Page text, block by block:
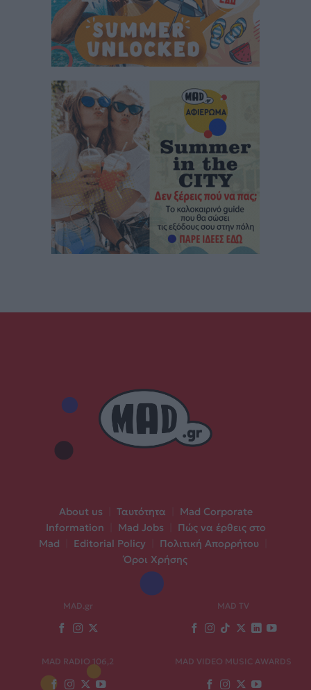
About us Ταυτότητα
Mad Corporate
Information
Mad Jobs
Πώς να έρθεις στο
Mad
Editorial Policy Πολιτική Απορρήτου
Όροι Χρήσης
MAD.gr MAD TV
MAD RADIO 106,2 MAD VIDEO MUSIC AWARDS